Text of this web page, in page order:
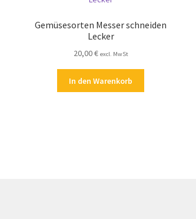
Gemüsesorten Messer schneiden
Lecker
20,00€ excl. MwSt
In den Warenkorb